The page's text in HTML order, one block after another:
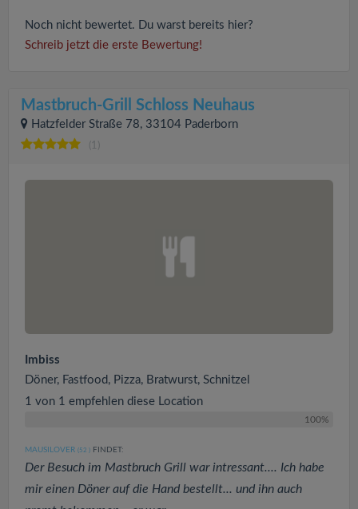
Noch nicht bewertet. Du warst bereits hier?
Schreib jetzt die erste Bewertung!
Mastbruch-Grill Schloss Neuhaus
Hatzfelder Straße 78, 33104 Paderborn
(1)
Imbiss
Döner, Fastfood, Pizza, Bratwurst, Schnitzel
1 von 1 empfehlen diese Location
100%
MAUSILOVER (52 ) FINDET:
Der Besuch im Mastbruch Grill war intressant.... Ich habe
mir einen Döner auf die Hand bestellt... und ihn auch